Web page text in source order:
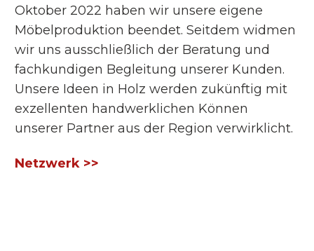
Oktober 2022 haben wir unsere eigene
Möbelproduktion beendet. Seitdem widmen
wir uns ausschließlich der Beratung und
fachkundigen Begleitung unserer Kunden.
Unsere Ideen in Holz werden zukünftig mit
exzellenten handwerklichen Können
unserer Partner aus der Region verwirklicht.
Netzwerk >>